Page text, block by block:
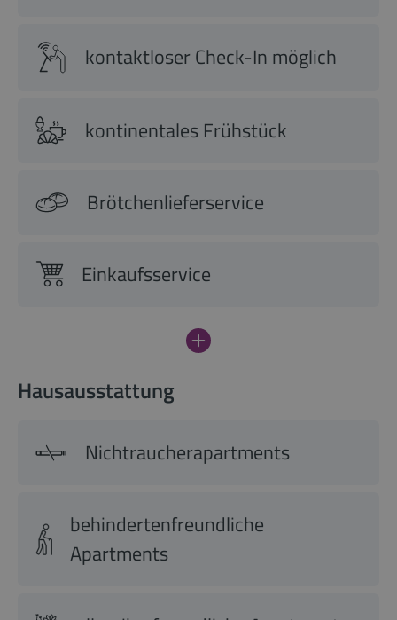
kontaktloser Check-In möglich
kontinentales Frühstück
Brötchenlieferservice
Einkaufsservice
Hausausstattung
Nichtraucherapartments
behindertenfreundliche
Apartments